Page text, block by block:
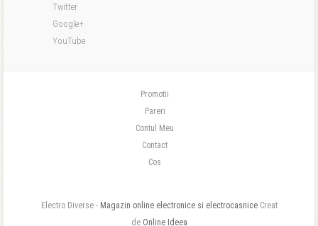
Twitter
Google+
YouTube
Promotii
Pareri
Contul Meu
Contact
Cos
Electro Diverse - Magazin online electronice si electrocasniceCreat
de Online Ideea